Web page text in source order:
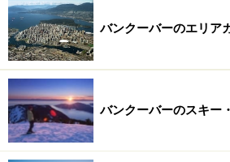
バー水族館の詳細は、それぞれ以下
手付かずの自然が残るスタンレー公
北米西海岸最大級！ バンクーバー水
※記事内容は執筆時点のものです。最新の
い。
バンクーバーのエリア
バンクーバーのスキー